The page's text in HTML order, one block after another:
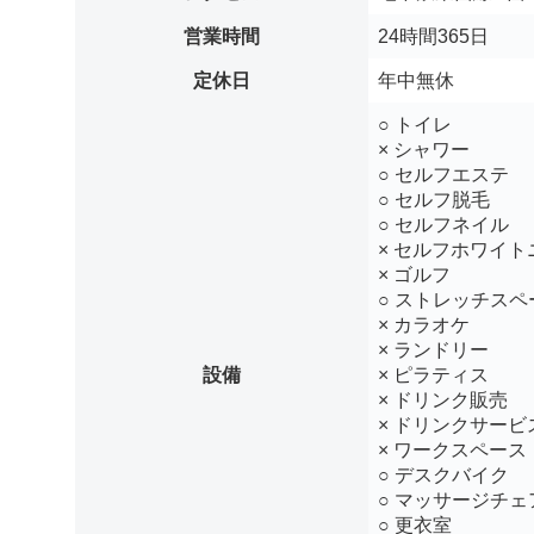
営業時間 24時間365日
定休日 年中無休
設備
○ トイレ
× シャワー
○ セルフエステ
○ セルフ脱毛
○ セルフネイル
× セルフホワイト
× ゴルフ
○ ストレッチスペ
× カラオケ
× ランドリー
× ピラティス
× ドリンク販売
× ドリンクサービ
× ワークスペース
○ デスクバイク
○ マッサージチェ
○ 更衣室